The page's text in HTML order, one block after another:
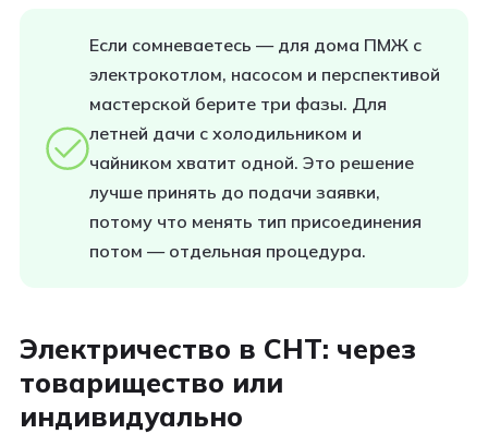
Если сомневаетесь — для дома ПМЖ с
электрокотлом, насосом и перспективой
мастерской берите три фазы. Для
летней дачи с холодильником и
чайником хватит одной. Это решение
лучше принять до подачи заявки,
потому что менять тип присоединения
потом — отдельная процедура.
Электричество в СНТ: через
товарищество или
индивидуально